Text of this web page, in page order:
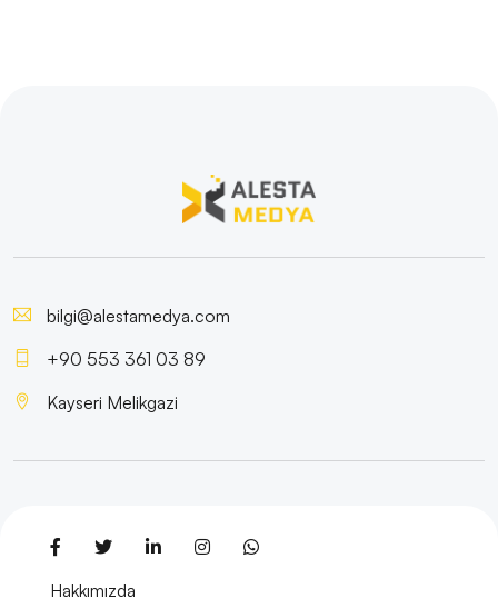
bilgi@alestamedya.com
+90 553 361 03 89
Kayseri Melikgazi
Hakkımızda